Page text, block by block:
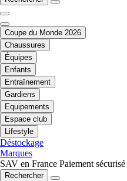
Coupe du Monde 2026
Chaussures
Équipes
Enfants
Entraînement
Gardiens
Equipements
Espace club
Lifestyle
Déstockage
Marques
SAV en France Paiement sécurisé
Rechercher